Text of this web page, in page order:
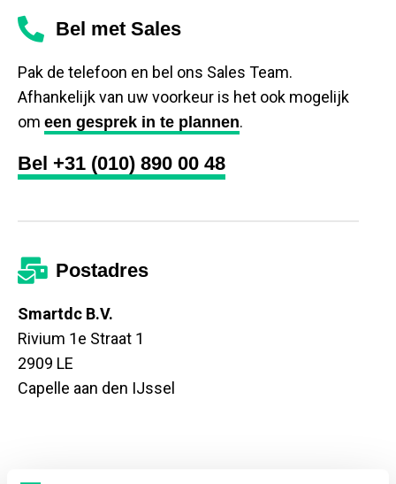
Bel met Sales
Pak de telefoon en bel ons Sales Team.
Afhankelijk van uw voorkeur is het ook mogelijk
om een gesprek in te plannen.
Bel +31 (010) 890 00 48
Postadres
Smartdc B.V.
Rivium 1e Straat 1
2909 LE
Capelle aan den IJssel